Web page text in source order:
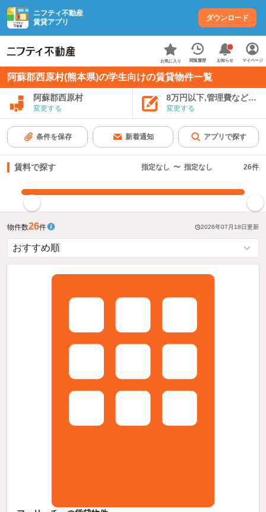
ニフティ不動産
賃貸アプリ
ダウンロード
お気に入り 閲覧履歴 お知らせ マイページ
阿蘇郡西原村(熊本県)の学生向けの賃貸物件一覧
阿蘇郡西原村
変更する
8万円以下,管理費など込み
変更する
条件を保存 新着通知 アプリで探す
賃料で探す 指定なし 〜 指定なし 26件
物件数26件 2026年07月18日更新